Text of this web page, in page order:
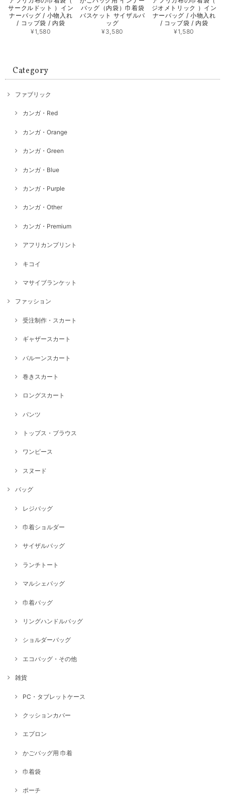
サークルドット ）イン
ナーバッグ / 小物入れ
/ コップ袋 / 内袋
¥1,580
バッグ（内袋）巾着袋
バスケット サイザルバ
ッグ
¥3,580
ジオメトリック ）イン
ナーバッグ / 小物入れ
/ コップ袋 / 内袋
¥1,580
Category
ファブリック
カンガ・Red
カンガ・Orange
カンガ・Green
カンガ・Blue
カンガ・Purple
カンガ・Other
カンガ・Premium
アフリカンプリント
キコイ
マサイブランケット
ファッション
受注制作・スカート
ギャザースカート
バルーンスカート
巻きスカート
ロングスカート
パンツ
トップス・ブラウス
ワンピース
スヌード
バッグ
レジバッグ
巾着ショルダー
サイザルバッグ
ランチトート
マルシェバッグ
巾着バッグ
リングハンドルバッグ
ショルダーバッグ
エコバッグ・その他
雑貨
PC・タブレットケース
クッションカバー
エプロン
かごバッグ用 巾着
巾着袋
ポーチ